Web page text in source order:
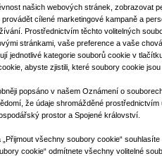
našich webových stránek, zobrazovat
provádět cílené marketingové kampaně a
Prostřednictvím těchto volitelných
stránkami, vaše preference a vaše
jednotlivé kategorie souborů cookie v
abyste zjistili, které soubory cookie
popsáno v našem Oznámení o
že údaje shromážděné
prostor a Spojené království.
„Přijmout všechny soubory cookie“
cookie“ odmítnete všechny volitelné